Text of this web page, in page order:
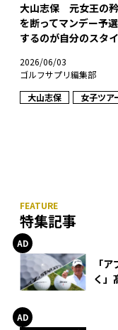
大山志保 元女王の
を断ってマンデー予
するのが自分のスタ
2026/06/03
ゴルフサプリ編集部
大山志保
女子ツア
特集記事
「
く」